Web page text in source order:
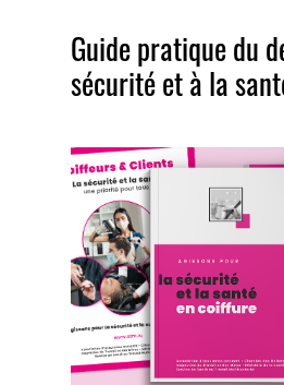
Guide pratique du
sécurité et à la